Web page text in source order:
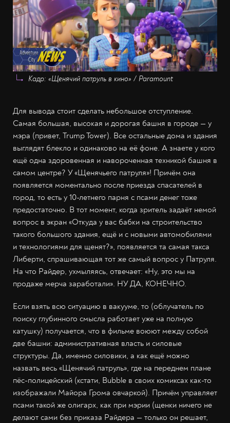
Кадр: «Щенячий патруль в кино» / Paramount
Для вывода стоит сделать небольшое отступление.
Самая большая, высокая и дорогая башня в городе — у
мэра (привет, Trump Tower). Все остальные дома и здания
выглядят блекло и одинаково на её фоне. А знаете у кого
ещё одна здоровенная и навороченная техникой башня в
самом центре? У «Щенячьего патруля»! Причём она
появляется моментально после приезда спасателей в
город, то есть у 10-летнего парня с псами денег тоже
предостаточно. В тот момент, когда зритель задаёт немой
вопрос в экран «Откуда у вас бабки на строительство
такого большого здания, ещё и с новыми автомобилями
и технологиями для щенят?», появляется та самая такса
Либерти, спрашивающая тот же самый вопрос у Патруля.
На что Райдер, ухмыляясь, отвечает: «Ну, это мы на
продаже мерча заработали». НУ ДА, КОНЕЧНО.
Если взять всю ситуацию в вакууме, то (облучатель по
поиску глубинного смысла работает уже на полную
катушку) получается, что в фильме воюют между собой
две башни: административная власть и силовые
структуры. Да, именно силовики, а как ещё можно
назвать весь «Щенячий патруль», где на переднем плане
пёс-полицейский (кстати, Bubble в своих комиксах как-то
изображали Майора Грома овчаркой). Причём управляет
псами такой же олигарх, как при мэрии (щенки ничего не
делают сами без приказа Райдера — только он решает,